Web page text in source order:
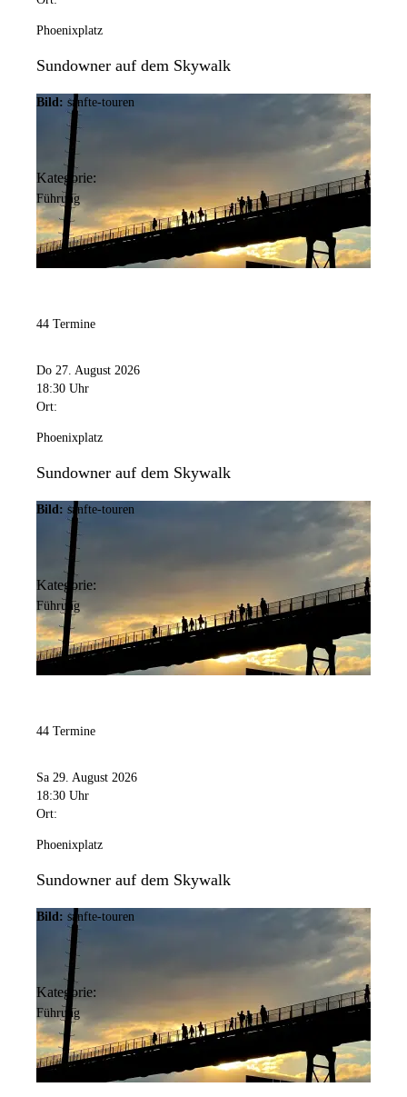
Phoenixplatz
Sundowner auf dem Skywalk
Bild: sanfte-touren
Kategorie:
Führung
44 Termine
Do 27. August 2026
18:30 Uhr
Ort:
Phoenixplatz
Sundowner auf dem Skywalk
Bild: sanfte-touren
Kategorie:
Führung
44 Termine
Sa 29. August 2026
18:30 Uhr
Ort:
Phoenixplatz
Sundowner auf dem Skywalk
Bild: sanfte-touren
Kategorie:
Führung